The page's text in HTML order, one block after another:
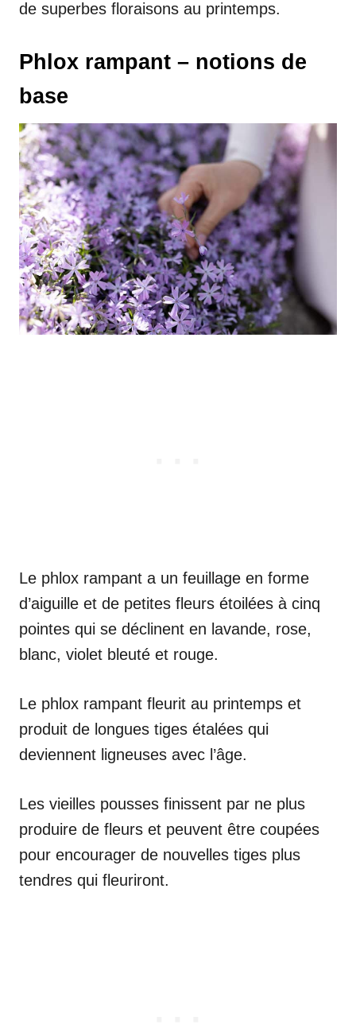
de superbes floraisons au printemps.
Phlox rampant – notions de
base
Le phlox rampant a un feuillage en forme
d’aiguille et de petites fleurs étoilées à cinq
pointes qui se déclinent en lavande, rose,
blanc, violet bleuté et rouge.
Le phlox rampant fleurit au printemps et
produit de longues tiges étalées qui
deviennent ligneuses avec l’âge.
Les vieilles pousses finissent par ne plus
produire de fleurs et peuvent être coupées
pour encourager de nouvelles tiges plus
tendres qui fleuriront.